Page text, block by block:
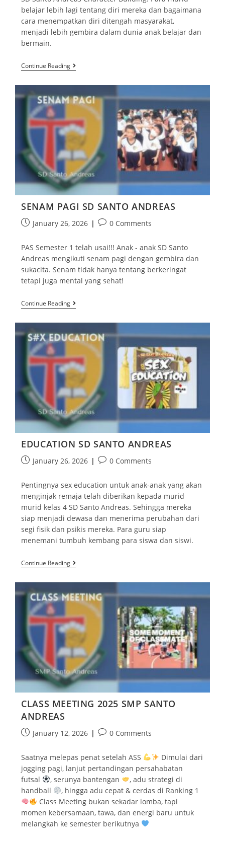
belajar lebih lagi tentang diri mereka dan bagaimana
cara menempatkan diri ditengah masyarakat,
menjadi lebih gembira dalam dunia anak belajar dan
bermain.
Continue Reading
SENAM PAGI SD SANTO ANDREAS
January 26, 2026 0 Comments
PAS Semester 1 telah usai!!! Anak - anak SD Santo
Andreas mengikuti senam pagi dengan gembira dan
sukacita. Senam tidak hanya tentang berkeringat
tetapi juga mental yang sehat!
Continue Reading
EDUCATION SD SANTO ANDREAS
January 26, 2026 0 Comments
Pentingnya sex education untuk anak-anak yang akan
menginjak remaja telah diberikan kepada murid
murid kelas 4 SD Santo Andreas. Sehingga mereka
siap menjadi dewasa dan menerima perubahan dari
segi fisik dan psikis mereka. Para guru siap
menemani tumbuh kembang para siswa dan siswi.
Continue Reading
CLASS MEETING 2025 SMP SANTO
ANDREAS
January 12, 2026 0 Comments
Saatnya melepas penat setelah ASS
Dimulai dari
jogging pagi, lanjut pertandingan persahabatan
futsal
, serunya bantengan
, adu strategi di
handball
, hingga adu cepat & cerdas di Ranking 1
Class Meeting bukan sekadar lomba, tapi
momen kebersamaan, tawa, dan energi baru untuk
melangkah ke semester berikutnya